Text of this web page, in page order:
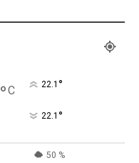
°C 22.1 °
22.1 °
50 %